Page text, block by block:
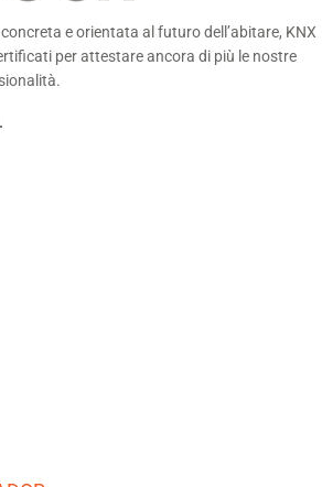
e orientata al futuro dell’abitare, KNX
per attestare ancora di più le nostre